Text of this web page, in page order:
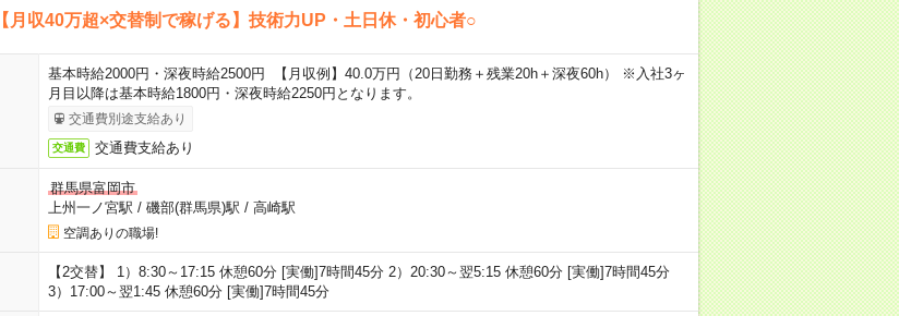
【月収40万超×交替制で稼げる】技術力UP・土日休・初心者○
基本時給2000円・深夜時給2500円 【月収例】40.0万円（20日勤務＋残業20h＋深夜60h） ※入社3ヶ
月目以降は基本時給1800円・深夜時給2250円となります。
交通費別途支給あり
交通費 交通費支給あり
群馬県富岡市
上州一ノ宮駅 / 磯部(群馬県)駅 / 高崎駅
空調ありの職場!
【2交替】 1）8:30～17:15 休憩60分 [実働]7時間45分 2）20:30～翌5:15 休憩60分 [実働]7時間45分
3）17:00～翌1:45 休憩60分 [実働]7時間45分